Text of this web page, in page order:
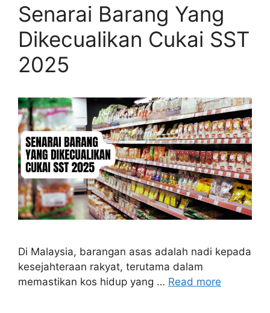
Senarai Barang Yang
Dikecualikan Cukai SST
2025
Di Malaysia, barangan asas adalah nadi kepada
kesejahteraan rakyat, terutama dalam
memastikan kos hidup yang … Read more